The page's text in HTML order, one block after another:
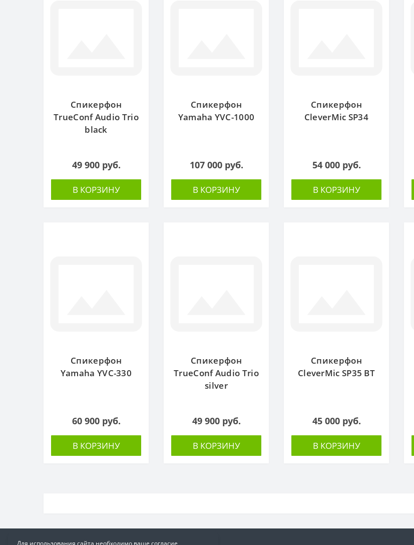
Спикерфон
TrueConf Audio Trio
black
49 900 руб.
В КОРЗИНУ
Спикерфон
Yamaha YVC-1000
107 000 руб.
В КОРЗИНУ
Спикерфон
CleverMic SP34
54 000 руб.
В КОРЗИНУ
Спикерфон
Yamaha YVC-330
60 900 руб.
В КОРЗИНУ
Спикерфон
TrueConf Audio Trio
silver
49 900 руб.
В КОРЗИНУ
Спикерфон
CleverMic SP35 BT
45 000 руб.
В КОРЗИНУ
Для использования сайта необходимо ваше согласие